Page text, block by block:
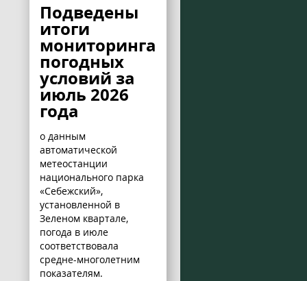
Подведены
итоги
мониторинга
погодных
условий за
июль 2026
года
о данным
автоматической
метеостанции
национального парка
«Себежский»,
установленной в
Зеленом квартале,
погода в июле
соответствовала
средне-многолетним
показателям.